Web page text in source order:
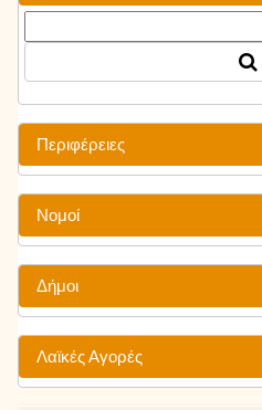
Περιφέρειες
Νομοί
Δήμοι
Λαϊκές Αγορές